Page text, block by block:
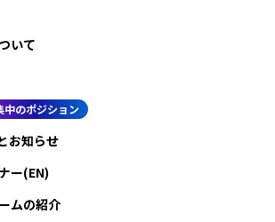
いて
中のポジション
お知らせ
ー(EN)
ムの紹介